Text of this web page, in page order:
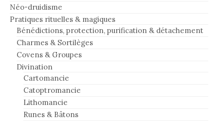
Néo-druidisme
Pratiques rituelles & magiques
Bénédictions, protection, purification & détachement
Charmes & Sortilèges
Covens & Groupes
Divination
Cartomancie
Catoptromancie
Lithomancie
Runes & Bâtons